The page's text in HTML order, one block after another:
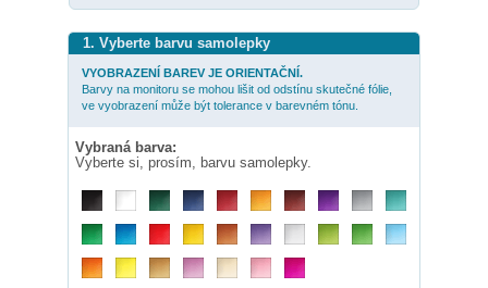
1. Vyberte barvu samolepky
VYOBRAZENÍ BAREV JE ORIENTAČNÍ.
Barvy na monitoru se mohou lišit od odstínu skutečné fólie,
ve vyobrazení může být tolerance v barevném tónu.
Vybraná barva:
Vyberte si, prosím, barvu samolepky.